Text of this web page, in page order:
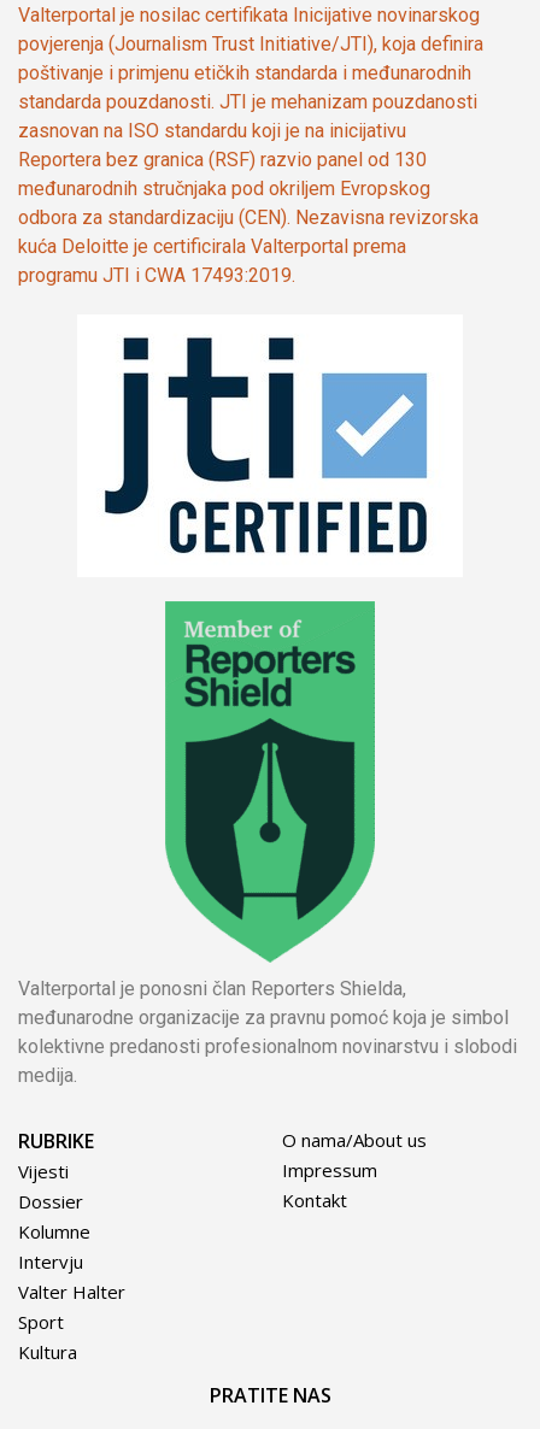
Valterportal je nosilac certifikata Inicijative novinarskog
povjerenja (Journalism Trust Initiative/JTI), koja definira
poštivanje i primjenu etičkih standarda i međunarodnih
standarda pouzdanosti. JTI je mehanizam pouzdanosti
zasnovan na ISO standardu koji je na inicijativu
Reportera bez granica (RSF) razvio panel od 130
međunarodnih stručnjaka pod okriljem Evropskog
odbora za standardizaciju (CEN). Nezavisna revizorska
kuća Deloitte je certificirala Valterportal prema
programu JTI i CWA 17493:2019.
Valterportal je ponosni član Reporters Shielda,
međunarodne organizacije za pravnu pomoć koja je simbol
kolektivne predanosti profesionalnom novinarstvu i slobodi
medija.
RUBRIKE
Vijesti
Dossier
Kolumne
Intervju
Valter Halter
Sport
Kultura
O nama/About us
Impressum
Kontakt
PRATITE NAS